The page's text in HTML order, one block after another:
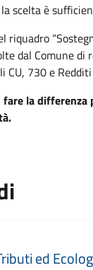
scelta è
riquadro
dal Comune di
CU, 730 e
la differenza
ed